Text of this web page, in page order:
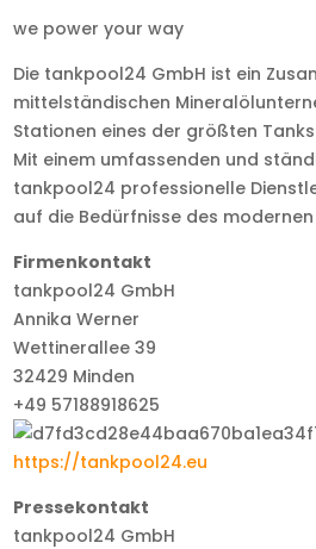
we power your way
Die tankpool24 GmbH ist ein
mittelständischen
Stationen eines der größten
Mit einem umfassenden und
tankpool24 professionelle
auf die Bedürfnisse des
Firmenkontakt
tankpool24 GmbH
Annika Werner
Wettinerallee 39
32429 Minden
+49 57188918625
https://tankpool24.eu
Pressekontakt
tankpool24 GmbH